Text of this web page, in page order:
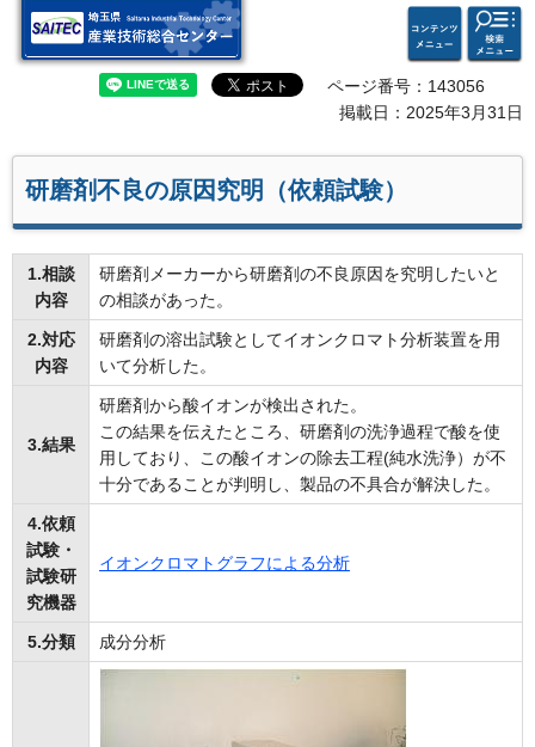
埼玉県 産業技術総合セン
コンテ
ンツメ
ニュー
検索・
共通メ
ニュー
ページ番号：143056
掲載日：2025年3月31日
研磨剤不良の原因究明（依頼試験）
1.相談
内容
研磨剤メーカーから研磨剤の不良原因を究明したいと
の相談があった。
2.対応
内容
研磨剤の溶出試験としてイオンクロマト分析装置を用
いて分析した。
3.結果
研磨剤から酸イオンが検出された。
この結果を伝えたところ、研磨剤の洗浄過程で酸を使
用しており、この酸イオンの除去工程(純水洗浄）が不
十分であることが判明し、製品の不具合が解決した。
4.依頼
試験・
試験研
究機器
イオンクロマトグラフによる分析
5.分類 成分分析